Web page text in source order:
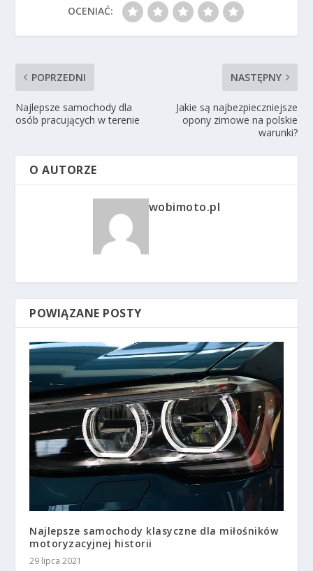
OCENIAĆ:
POPRZEDNI
Najlepsze samochody dla
osób pracujących w terenie
NASTĘPNY
Jakie są najbezpieczniejsze
opony zimowe na polskie
warunki?
O AUTORZE
wobimoto.pl
POWIĄZANE POSTY
Najlepsze samochody klasyczne dla miłośników
motoryzacyjnej historii
29 lipca 2021